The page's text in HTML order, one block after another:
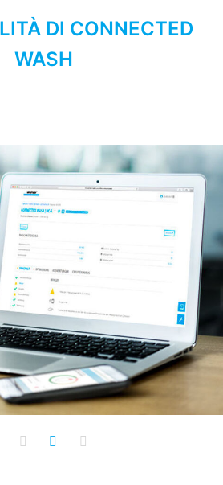
DI CONNECTED
WASH